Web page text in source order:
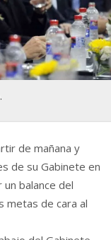
de mañana y
de su Gabinete en
balance del
metas de cara al